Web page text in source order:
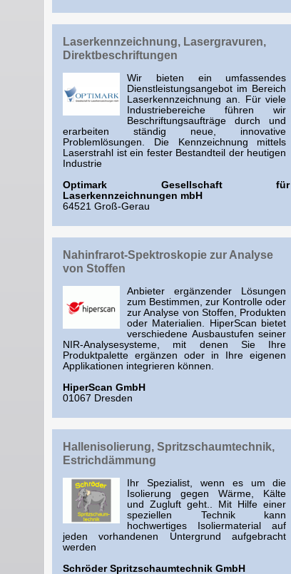
Laserkennzeichnung, Lasergravuren,
Direktbeschriftungen
Wir bieten ein umfassendes
Dienstleistungsangebot im Bereich
Laserkennzeichnung an. Für viele
Industriebereiche führen wir
Beschriftungsaufträge durch und
erarbeiten ständig neue, innovative
Problemlösungen. Die Kennzeichnung mittels
Laserstrahl ist ein fester Bestandteil der heutigen
Industrie
Optimark Gesellschaft für
Laserkennzeichnungen mbH
64521 Groß-Gerau
Nahinfrarot-Spektroskopie zur Analyse
von Stoffen
Anbieter ergänzender Lösungen
zum Bestimmen, zur Kontrolle oder
zur Analyse von Stoffen, Produkten
oder Materialien. HiperScan bietet
verschiedene Ausbaustufen seiner
NIR-Analysesysteme, mit denen Sie Ihre
Produktpalette ergänzen oder in Ihre eigenen
Applikationen integrieren können.
HiperScan GmbH
01067 Dresden
Hallenisolierung, Spritzschaumtechnik,
Estrichdämmung
Ihr Spezialist, wenn es um die
Isolierung gegen Wärme, Kälte
und Zugluft geht.. Mit Hilfe einer
speziellen Technik kann
hochwertiges Isoliermaterial auf
jeden vorhandenen Untergrund aufgebracht
werden
Schröder Spritzschaumtechnik GmbH